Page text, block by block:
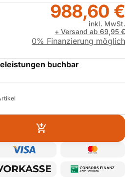
988,60 €
inkl. MwSt.
+ Versand ab 69,95 €
0% Finanzierung möglich
buchbar